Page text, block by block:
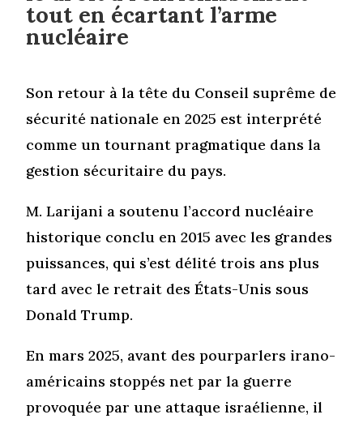
tout en écartant l’arme
nucléaire
Son retour à la tête du Conseil suprême de
sécurité nationale en 2025 est interprété
comme un tournant pragmatique dans la
gestion sécuritaire du pays.
M. Larijani a soutenu l’accord nucléaire
historique conclu en 2015 avec les grandes
puissances, qui s’est délité trois ans plus
tard avec le retrait des États-Unis sous
Donald Trump.
En mars 2025, avant des pourparlers irano-
américains stoppés net par la guerre
provoquée par une attaque israélienne, il